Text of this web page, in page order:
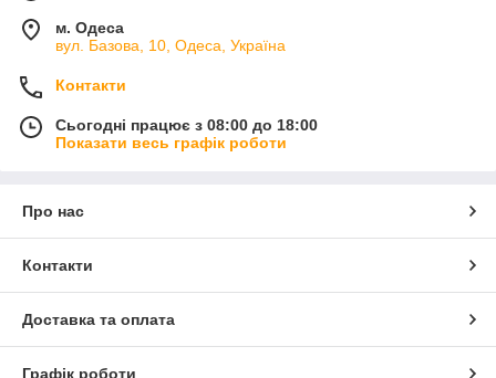
м. Одеса
вул. Базова, 10, Одеса, Україна
Контакти
Сьогодні працює з 08:00 до 18:00
Показати весь графік роботи
Про нас
Контакти
Доставка та оплата
Графік роботи